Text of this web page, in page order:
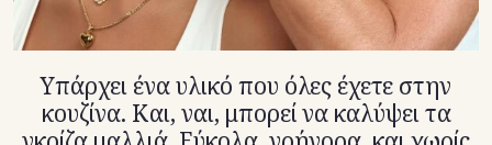
Υπάρχει ένα υλικό που όλες έχετε στην
κουζίνα. Και, ναι, μπορεί να καλύψει τα